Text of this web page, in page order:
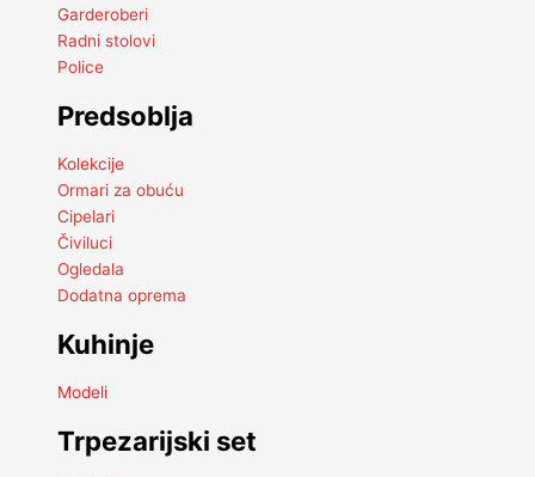
Garderoberi
Radni stolovi
Police
Predsoblja
Kolekcije
Ormari za obuću
Cipelari
Čiviluci
Ogledala
Dodatna oprema
Kuhinje
Modeli
Trpezarijski set